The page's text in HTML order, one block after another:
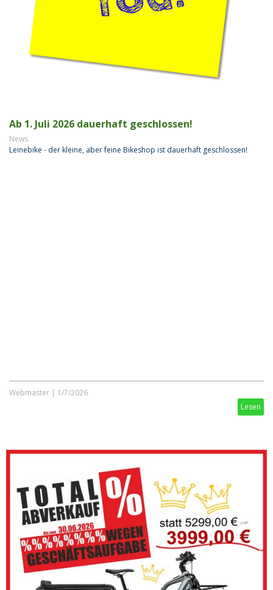
Ab 1. Juli 2026 dauerhaft geschlossen!
News
Leinebike - der kleine, aber feine Bikeshop ist dauerhaft geschlossen!
Webmaster | 1/7/2026
Lesen